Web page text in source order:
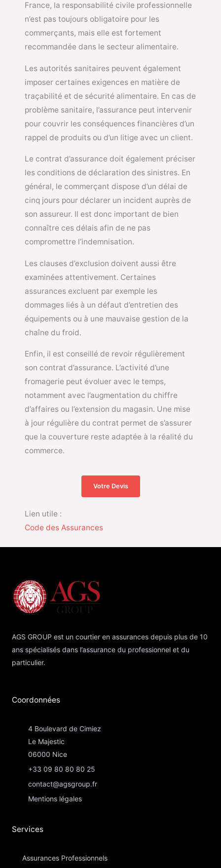
France, la responsabilité civile professionnelle
n’est pas toujours obligatoire pour les
commerçants, mais elle est fortement
recommandée dans le secteur alimentaire.
Les autorités sanitaires peuvent également
imposer certaines exigences en matière de
traçabilité et de sécurité alimentaire. En cas de
problème sanitaire, l’assurance peut intervenir
pour couvrir les conséquences financières d’un
rappel de produits ou d’un litige avec un client.
Le contrat d’assurance doit également préciser
les conditions de déclaration des sinistres. En
général, le commerçant dispose d’un délai de
cinq jours pour déclarer un incident auprès de
son assureur. Il est donc important de bien
connaître ces délais afin de ne pas
compromettre l’indemnisation.
Les clauses d’exclusion doivent aussi être
examinées attentivement. Certaines
assurances excluent par exemple les
dommages liés à un défaut d’entretien des
équipements ou à une mauvaise gestion de la
chaîne du froid.
Enfin, il est conseillé de revoir régulièrement
son contrat d’assurance. L’activité d’une
fromagerie peut évoluer avec le temps,
notamment avec l’augmentation du chiffre
d’affaires ou l’extension du magasin. Une mise
à jour régulière du contrat permet de s’assurer
que la couverture reste adaptée à la réalité du
commerce.
Votre Devis
Lien utile :
Code des Assurances
AGS GROUP est un courtier en assurances depuis plus de 10
ans spécialisés dans l’assurance du professionnel et du
particulier.
Coordonnées​
4 Boulevard de Cimiez
Le Majestic
06000 Nice
+33 09 80 80 80 25
contact@agsgroup.fr
Mentions légales
Services
Assurances Professionnels